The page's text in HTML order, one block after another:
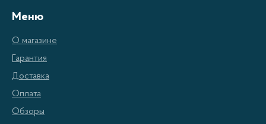
Преимущества
кондиционеров Бирюса
Энергосберегающие решения – высокая
эффективность и низкое потребление
энергии.
Меню
О магазине
Гарантия
Доставка
Оплата
Обзоры